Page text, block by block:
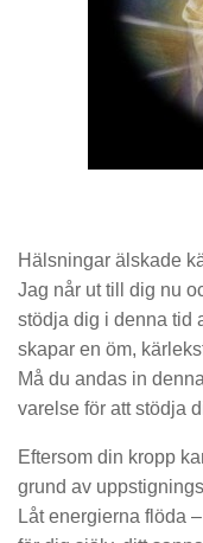
Hälsningar älskade
Jag når ut till dig nu
stödja dig i denna tid
skapar en öm,
Må du andas in
varelse för att stödja
Eftersom din kropp
grund av
Låt energierna flöda